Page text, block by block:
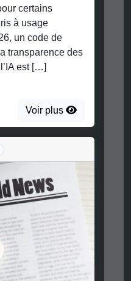
certains
à usage
un code de
transparence des
est […]
Voir plus